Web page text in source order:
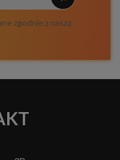
zgodnie z naszą